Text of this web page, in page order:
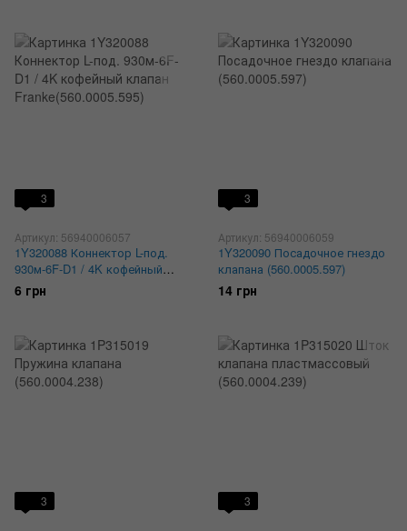
3
Артикул: 56940006057
1Y320088 Коннектор L-под.
930м-6F-D1 / 4K кофейный
клапан Franke(560.0005.595)
6 грн
3
Артикул: 56940006059
1Y320090 Посадочное гнездо
клапана (560.0005.597)
14 грн
3 3